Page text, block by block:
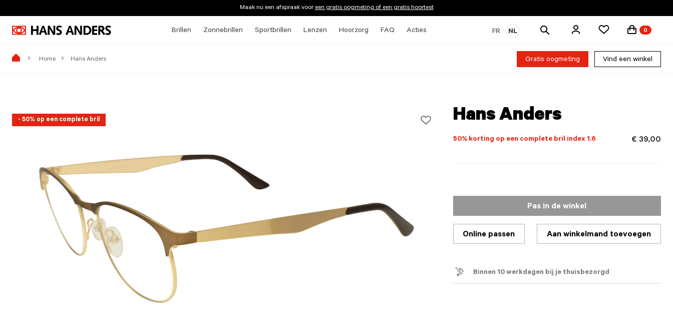
Maak nu een afspraak vooreen gratis oogmeting of een gratis hoortest
Brillen Zonnebrillen Sportbrillen Lenzen Hoorzorg FAQ Acties FR NL
Zoek
0
Home Hans Anders Gratis oogmeting Vind een winkel
- 50% op een complete bril Hans Anders
50% korting op een complete bril index 1.6 € 39,00
Pas in de winkel
Online passen Aan winkelmand toevoegen
Binnen 10 werkdagen bij je thuisbezorgd